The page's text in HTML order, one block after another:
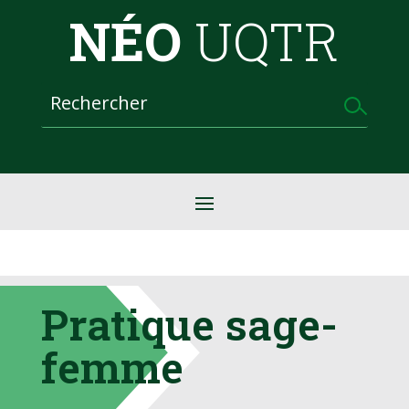
NÉO UQTR
Pratique sage-
femme